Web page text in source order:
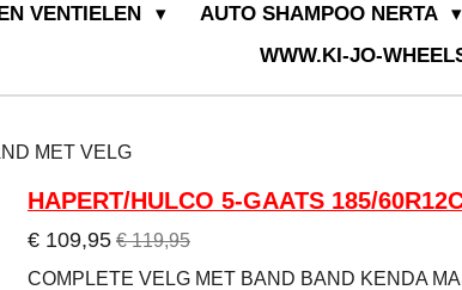
VENTIELEN
AUTO SHAMPOO NERTA
WWW.KI-JO-
MET VELG
HAPERT/HULCO 5-GAATS 185/
€ 109,95 € 119,95
COMPLETE VELG MET BAND BAND KENDA